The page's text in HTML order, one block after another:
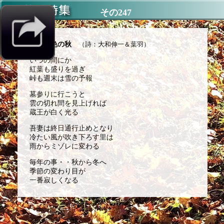
その247
朽葉色の秋 （詩：大和伸一＆葉羽）
いつの間にか
紅葉も盛りを過ぎ
峠も週末は雪の予報
墓参りに行こうと
雲の切れ間を見上げれば
蔵王が白く光る
吾妻は終日通行止めとなり
冷たい風が吹き下ろす里は
雨からミゾレに変わる
毎年の事・・秋から冬へ
季節の変わり目が
一番寂しくなる